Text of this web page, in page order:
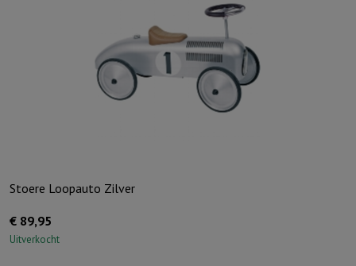
Stoere Loopauto Zilver
€ 89,95
Uitverkocht